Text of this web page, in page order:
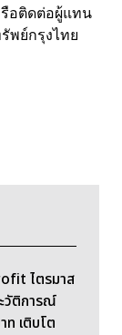
รือติดต่อผู้แทน
พย์กรุงไทย
ไตรมาส
วัติการณ์
ท เติบโต